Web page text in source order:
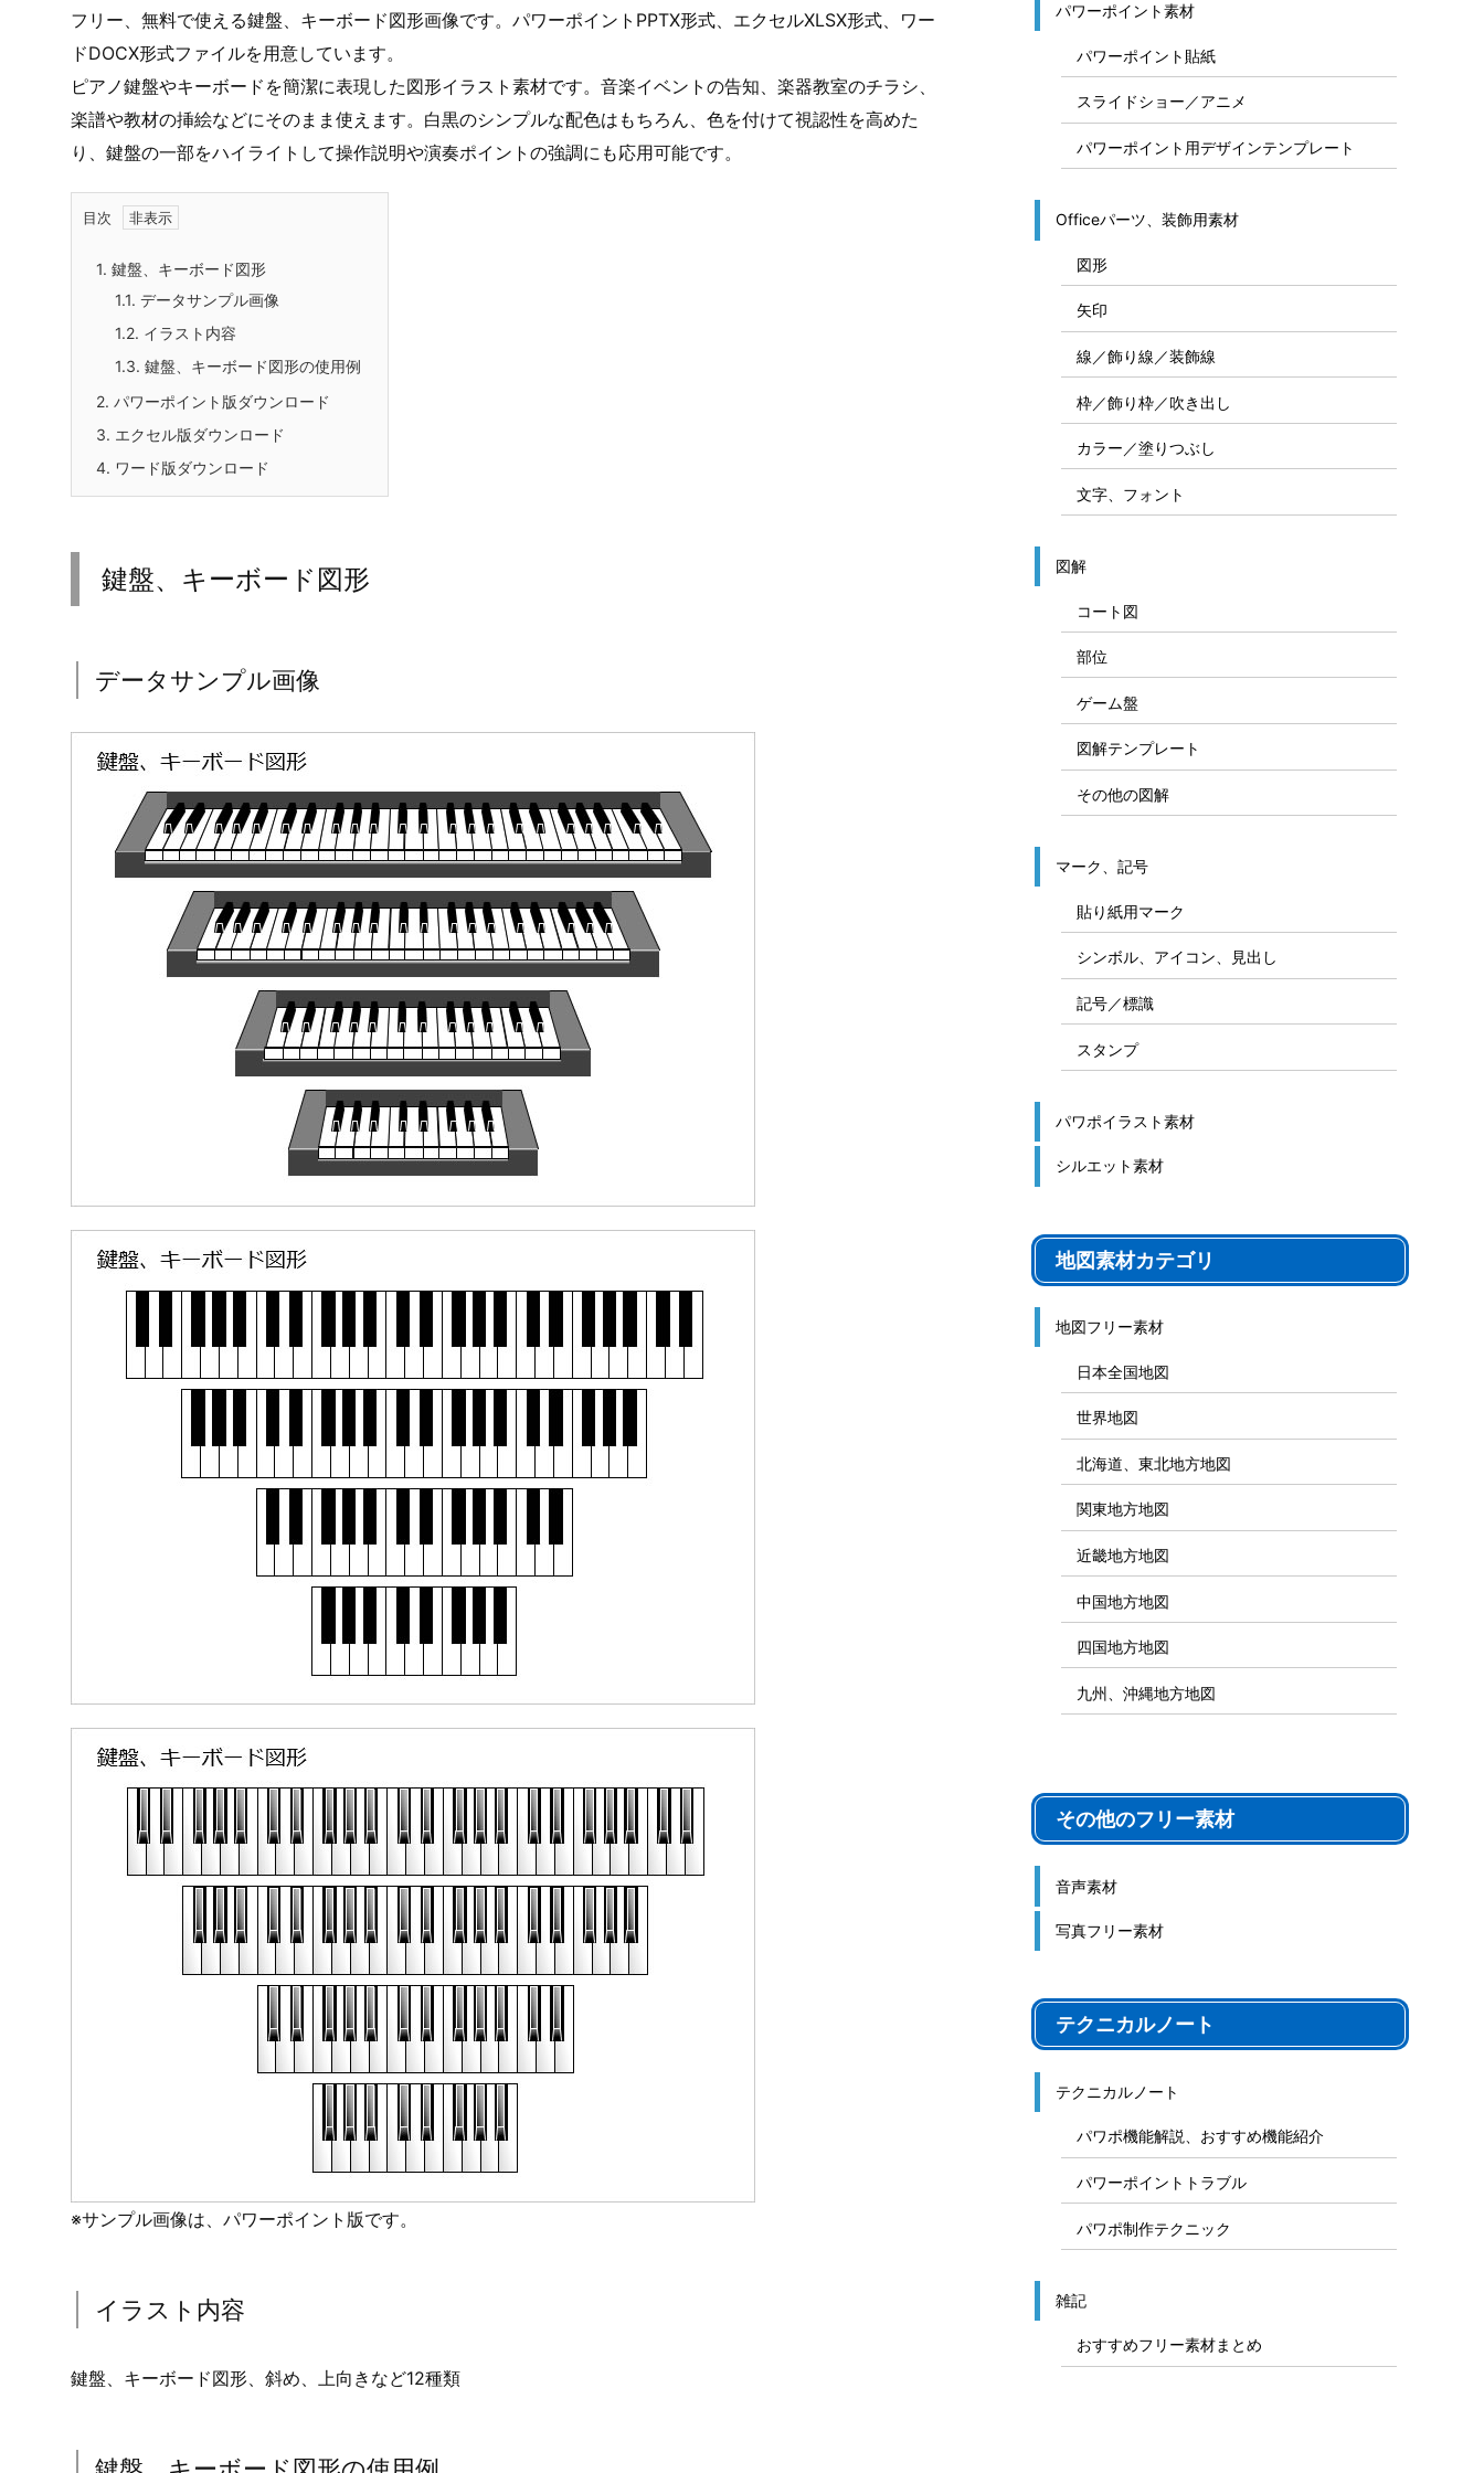
フリー、無料で使える鍵盤、キーボード図形画像です。パワーポイントPPTX形式、エクセルXLSX形式、ワー
ドDOCX形式ファイルを用意しています。
ピアノ鍵盤やキーボードを簡潔に表現した図形イラスト素材です。音楽イベントの告知、楽器教室のチラシ、
楽譜や教材の挿絵などにそのまま使えます。白黒のシンプルな配色はもちろん、色を付けて視認性を高めた
り、鍵盤の一部をハイライトして操作説明や演奏ポイントの強調にも応用可能です。
目次
1. 鍵盤、キーボード図形
1.1. データサンプル画像
1.2. イラスト内容
1.3. 鍵盤、キーボード図形の使用例
2. パワーポイント版ダウンロード
3. エクセル版ダウンロード
4. ワード版ダウンロード
鍵盤、キーボード図形
データサンプル画像
※サンプル画像は、パワーポイント版です。
イラスト内容
鍵盤、キーボード図形、斜め、上向きなど12種類
パワーポイント素材
パワーポイント貼紙
スライドショー／アニメ
パワーポイント用デザインテンプレート
Officeパーツ、装飾用素材
図形
矢印
線／飾り線／装飾線
枠／飾り枠／吹き出し
カラー／塗りつぶし
文字、フォント
図解
コート図
部位
ゲーム盤
図解テンプレート
その他の図解
マーク、記号
貼り紙用マーク
シンボル、アイコン、見出し
記号／標識
スタンプ
パワポイラスト素材
シルエット素材
地図素材カテゴリ
地図フリー素材
日本全国地図
世界地図
北海道、東北地方地図
関東地方地図
近畿地方地図
中国地方地図
四国地方地図
九州、沖縄地方地図
その他のフリー素材
音声素材
写真フリー素材
テクニカルノート
テクニカルノート
パワポ機能解説、おすすめ機能紹介
パワーポイントトラブル
パワポ制作テクニック
雑記
おすすめフリー素材まとめ